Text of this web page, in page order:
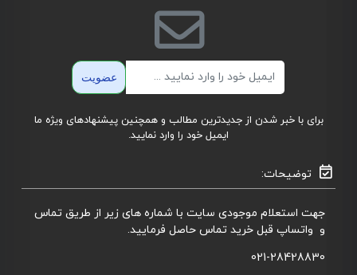
عضویت
برای با خبر شدن از جدیدترین مطالب و همچنین پیشنهادهای ویژه ما
ایمیل خود را وارد نمایید.
توضیحات:
جهت استعلام موجودی سایت با شماره های زیر از طریق تماس
و واتساپ قبل خرید تماس حاصل فرمایید.
021-28428830